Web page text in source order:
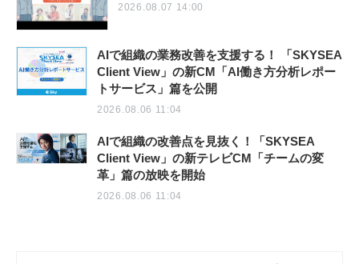
2026.08.07 14:00
AIで組織の業務改善を支援する！ 「SKYSEA
Client View」の新CM「AI働き方分析レポー
トサービス」篇を公開
2026.08.06 11:04
AIで組織の改善点を見抜く！「SKYSEA
Client View」の新テレビCM「チームの変
革」篇の放映を開始
2026.08.06 11:04